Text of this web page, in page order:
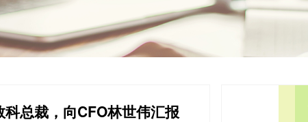
总裁，向CFO林世伟汇报